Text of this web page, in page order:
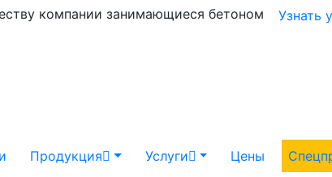
компании занимающиеся бетоном
Узнать
Продукция Услуги Цены